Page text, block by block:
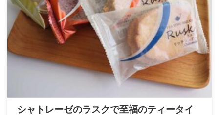
シャトレーゼのラスクで至福のティータイ